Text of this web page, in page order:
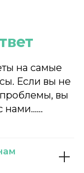
на самые
Если вы не
вы
нами……